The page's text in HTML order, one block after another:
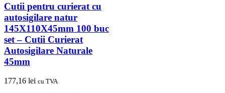
Cutii pentru curierat cu
autosigilare natur
145X110X45mm 100 buc
set – Cutii Curierat
Autosigilare Naturale
45mm
177,16 lei cu TVA